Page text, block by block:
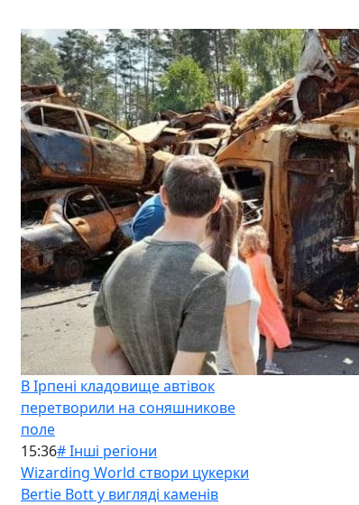
В Ірпені кладовище автівок
перетворили на соняшникове
поле
15:36# Інші регіони
Wizarding World створи цукерки
Bertie Bott у вигляді каменів